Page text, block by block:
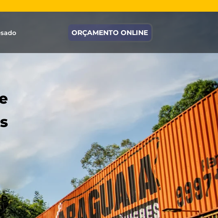
ORÇAMENTO ONLINE